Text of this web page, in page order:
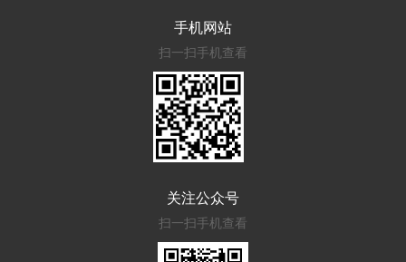
手机网站
扫一扫手机查看
关注公众号
扫一扫手机查看